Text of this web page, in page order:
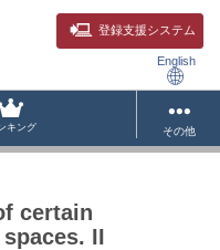
登録支援システム
English
キング その他
certain
II